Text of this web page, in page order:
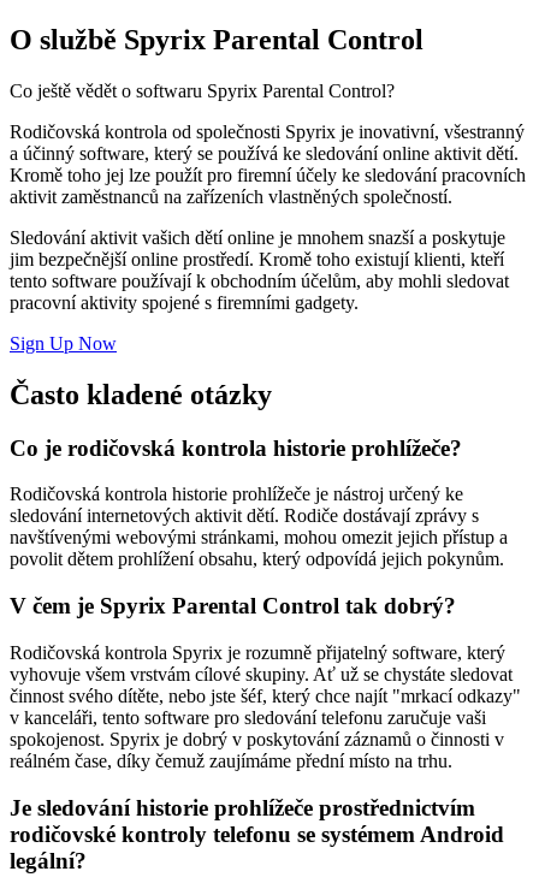
O službě Spyrix Parental Control
Co ještě vědět o softwaru Spyrix Parental Control?
Rodičovská kontrola od společnosti Spyrix je inovativní, všestranný
a účinný software, který se používá ke sledování online aktivit dětí.
Kromě toho jej lze použít pro firemní účely ke sledování pracovních
aktivit zaměstnanců na zařízeních vlastněných společností.
Sledování aktivit vašich dětí online je mnohem snazší a poskytuje
jim bezpečnější online prostředí. Kromě toho existují klienti, kteří
tento software používají k obchodním účelům, aby mohli sledovat
pracovní aktivity spojené s firemními gadgety.
Sign Up Now
Často kladené otázky
Co je rodičovská kontrola historie prohlížeče?
Rodičovská kontrola historie prohlížeče je nástroj určený ke
sledování internetových aktivit dětí. Rodiče dostávají zprávy s
navštívenými webovými stránkami, mohou omezit jejich přístup a
povolit dětem prohlížení obsahu, který odpovídá jejich pokynům.
V čem je Spyrix Parental Control tak dobrý?
Rodičovská kontrola Spyrix je rozumně přijatelný software, který
vyhovuje všem vrstvám cílové skupiny. Ať už se chystáte sledovat
činnost svého dítěte, nebo jste šéf, který chce najít "mrkací odkazy"
v kanceláři, tento software pro sledování telefonu zaručuje vaši
spokojenost. Spyrix je dobrý v poskytování záznamů o činnosti v
reálném čase, díky čemuž zaujímáme přední místo na trhu.
Je sledování historie prohlížeče prostřednictvím
rodičovské kontroly telefonu se systémem Android
legální?